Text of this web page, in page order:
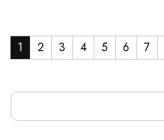
1 2 3 4 5 6 7